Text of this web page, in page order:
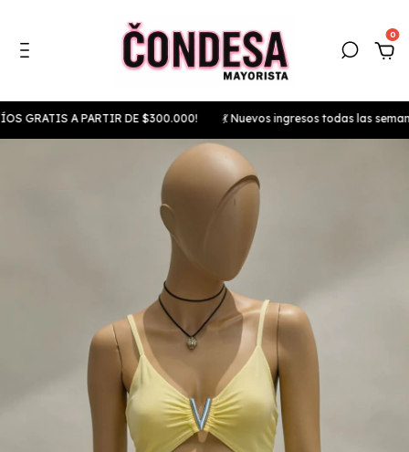
0
A PARTIR DE $300.000! 💃 Nuevos ingresos todas las semanas